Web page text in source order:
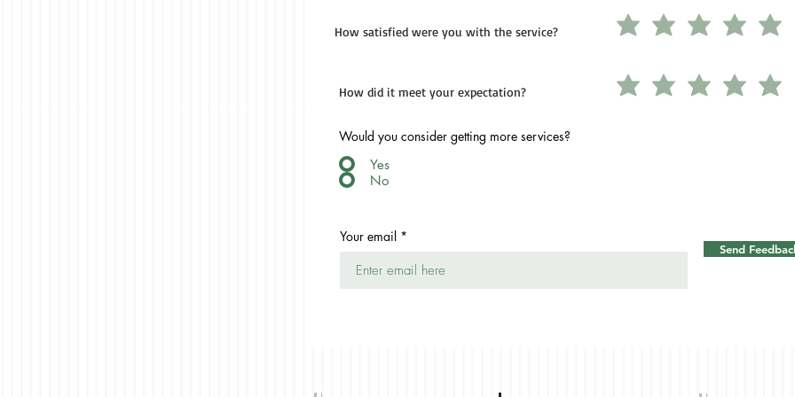
How satisfied were you with the service?
How did it meet your expectation?
Would you consider getting more services?
Yes
No
Your email
Send